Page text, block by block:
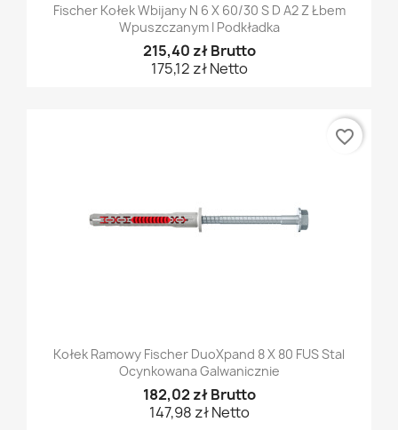
Fischer Kołek Wbijany N 6 X 60/30 S D A2 Z Łbem
Wpuszczanym I Podkładka
215,40 zł Brutto
175,12 zł Netto
Kołek Ramowy Fischer DuoXpand 8 X 80 FUS Stal
Ocynkowana Galwanicznie
182,02 zł Brutto
147,98 zł Netto
favorite_border